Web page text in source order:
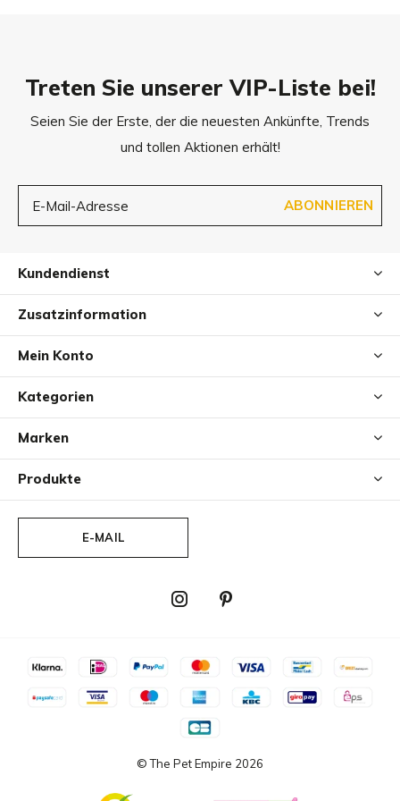
Silikon-Schale 2: 1,6l
ca. 19 x 10 cm (D x H)
Treten Sie unserer VIP-Liste bei!
Seien Sie der Erste, der die neuesten Ankünfte, Trends
und tollen Aktionen erhält!
ABONNIEREN
Kundendienst
Zusatzinformation
Mein Konto
Kategorien
Marken
Produkte
E-MAIL
© The Pet Empire 2026